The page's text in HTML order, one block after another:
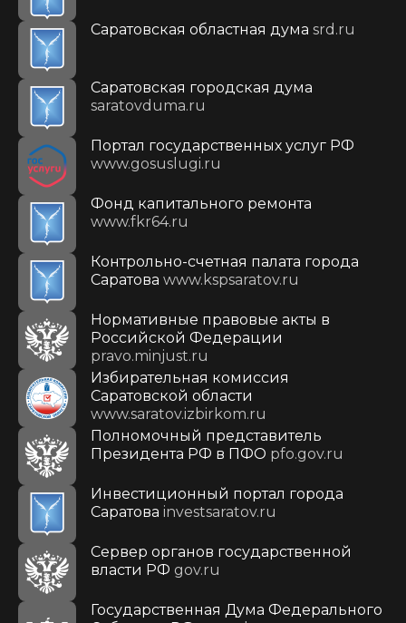
Саратовская областная дума srd.ru
Саратовская городская дума
saratovduma.ru
Портал государственных услуг РФ
www.gosuslugi.ru
Фонд капитального ремонта
www.fkr64.ru
Контрольно-счетная палата города
Саратова www.kspsaratov.ru
Нормативные правовые акты в
Российской Федерации
pravo.minjust.ru
Избирательная комиссия
Саратовской области
www.saratov.izbirkom.ru
Полномочный представитель
Президента РФ в ПФО pfo.gov.ru
Инвестиционный портал города
Саратова investsaratov.ru
Сервер органов государственной
власти РФ gov.ru
Государственная Дума Федерального